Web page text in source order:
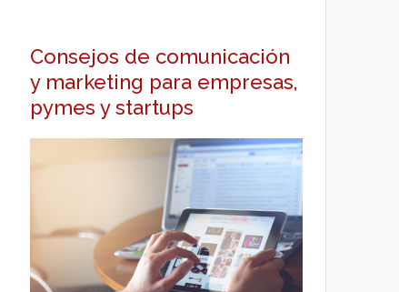
Consejos de comunicación
y marketing para empresas,
pymes y startups